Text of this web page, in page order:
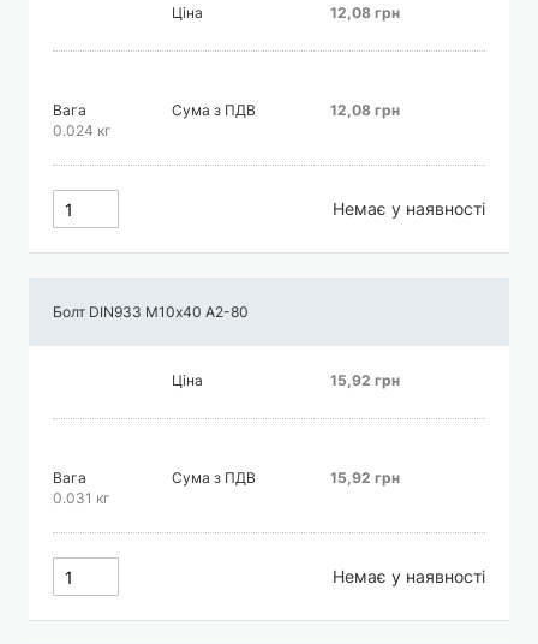
Ціна 12,08 грн
Вага
0.024 кг
Сума з ПДВ 12,08 грн
Немає у наявності
Болт DIN933 М10х40 А2-80
Ціна 15,92 грн
Вага
0.031 кг
Сума з ПДВ 15,92 грн
Немає у наявності